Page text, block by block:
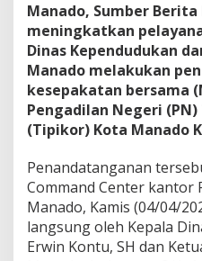
b
e
r
s
a
m
a
D
d
u
k
c
p
Manado, Sumber Berita
meningkatkan
Dinas Kependudukan
Manado melakukan
kesepakatan bersama
Pengadilan Negeri
(Tipikor) Kota Manado
Penandatanganan
Command Center kantor
Manado, Kamis (04/04/
langsung oleh Kepala
Erwin Kontu, SH dan